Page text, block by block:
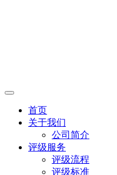
首页
关于我们
公司简介
评级服务
评级流程
评级标准